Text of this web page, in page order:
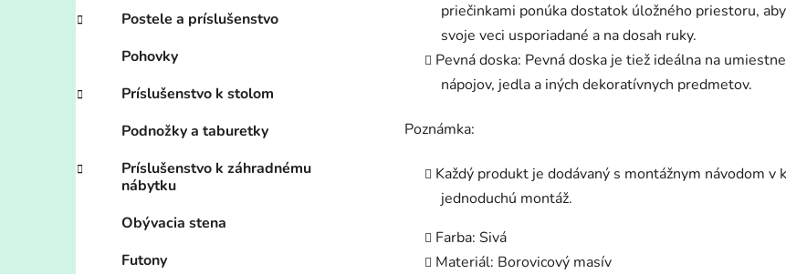
Postele a príslušenstvo
Pohovky
Príslušenstvo k stolom
Podnožky a taburetky
Príslušenstvo k záhradnému
nábytku
Obývacia stena
Futony
priečinkami ponúka dostatok úložného priestoru,
svoje veci usporiadané a na dosah ruky.
Pevná doska: Pevná doska je tiež ideálna na
nápojov, jedla a iných dekoratívnych predmetov.
Poznámka:
Každý produkt je dodávaný s montážnym návodom v
jednoduchú montáž.
Farba: Sivá
Materiál: Borovicový masív